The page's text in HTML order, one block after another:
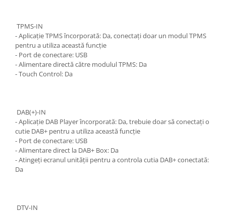
TPMS-IN
- Aplicație TPMS încorporată: Da, conectați doar un modul TPMS
pentru a utiliza această funcție
- Port de conectare: USB
- Alimentare directă către modulul TPMS: Da
- Touch Control: Da
DAB(+)-IN
- Aplicație DAB Player încorporată: Da, trebuie doar să conectați o
cutie DAB+ pentru a utiliza această funcție
- Port de conectare: USB
- Alimentare direct la DAB+ Box: Da
- Atingeți ecranul unității pentru a controla cutia DAB+ conectată:
Da
DTV-IN